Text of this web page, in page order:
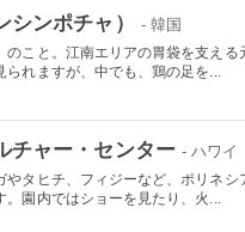
シンポチャ） - 韓国
のこと。江南エリアの胃袋を支え
られますが、中でも、鶏の足を...
チャー・センター - ハワイ
やタヒチ、フィジーなど、ポリネ
。園内ではショーを見たり、火...